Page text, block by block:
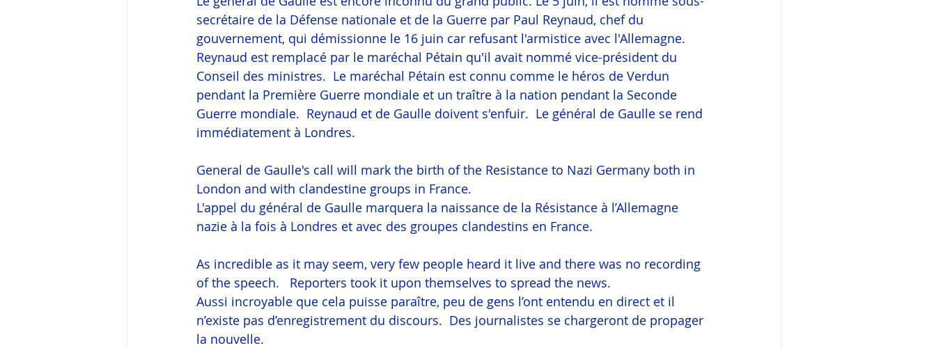
secrétaire de la Défense nationale et de la Guerre par Paul Reynaud, chef du
gouvernement, qui démissionne le 16 juin car refusant l'armistice avec l'Allemagne.
Reynaud est remplacé par le maréchal Pétain qu'il avait nommé vice-président du
Conseil des ministres.  Le maréchal Pétain est connu comme le héros de Verdun
pendant la Première Guerre mondiale et un traître à la nation pendant la Seconde
Guerre mondiale.  Reynaud et de Gaulle doivent s'enfuir.  Le général de Gaulle se rend
immédiatement à Londres.
General de Gaulle's call will mark the birth of the Resistance to Nazi Germany both in
London and with clandestine groups in France.
L'appel du général de Gaulle marquera la naissance de la Résistance à l’Allemagne
nazie à la fois à Londres et avec des groupes clandestins en France.
As incredible as it may seem, very few people heard it live and there was no recording
of the speech.   Reporters took it upon themselves to spread the news.
Aussi incroyable que cela puisse paraître, peu de gens l’ont entendu en direct et il
n’existe pas d’enregistrement du discours.  Des journalistes se chargeront de propager
la nouvelle.